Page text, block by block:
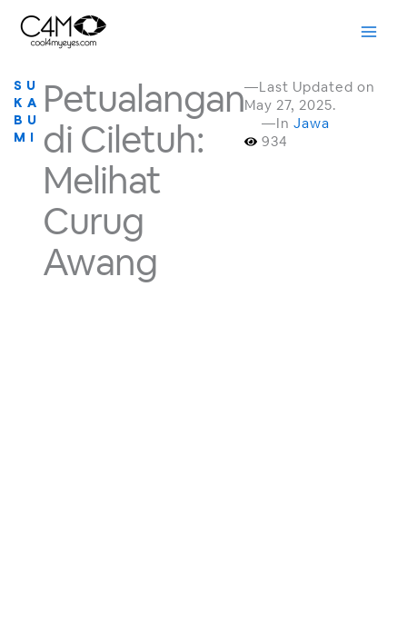
content
SU
KA
BU
MI
Petualangan
di Ciletuh:
Melihat
Curug
Awang
—Last Updated on
May 27, 2025.
—In Jawa
934